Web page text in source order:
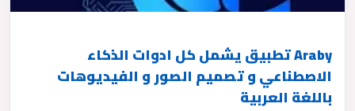
Araby تطبيق يشمل كل ادوات الذكاء
الاصطناعي و تصميم الصور و الفيديوهات
باللغة العربية